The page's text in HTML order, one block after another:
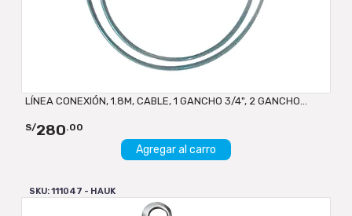
LÍNEA CONEXIÓN, 1.8M, CABLE, 1 GANCHO 3/4", 2 GANCHO...
S/280.00
Agregar al carro
SKU: 111047 - HAUK